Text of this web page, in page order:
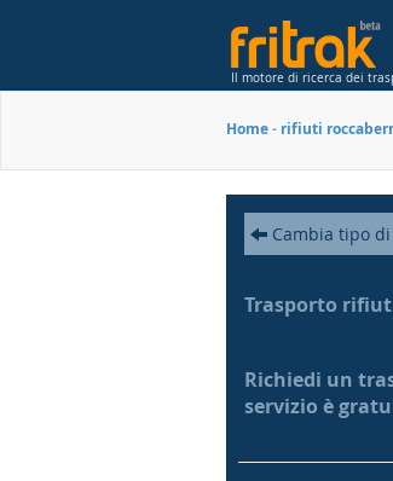
Il motore di ricerca dei
Home- rifiuti
Cambia tipo
Trasporto
Richiedi un
servizio è